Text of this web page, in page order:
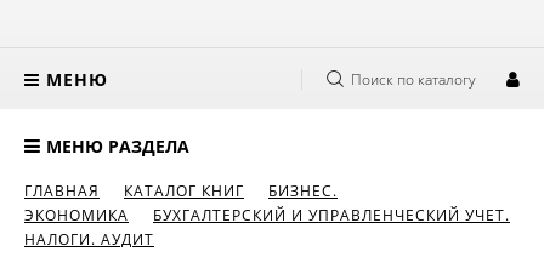
МЕНЮ Поиск по каталогу
МЕНЮ РАЗДЕЛА
ГЛАВНАЯ КАТАЛОГ КНИГ
БИЗНЕС.
ЭКОНОМИКА
БУХГАЛТЕРСКИЙ И УПРАВЛЕНЧЕСКИЙ УЧЕТ.
НАЛОГИ. АУДИТ